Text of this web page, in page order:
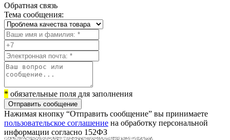
Обратная связь
Тема сообщения:
* обязательные поля для заполнения
Отправить сообщение
Нажимая кнопку “Отправить сообщение” вы принимаете
пользовательское соглашение на обработку персональной
информации согласно 152ФЗ